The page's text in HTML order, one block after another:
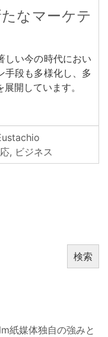
なマーケテ
しい今の時代におい
手段も多様化し、多
開しています。
, ビジネス
検索
紙媒体独自の強みと